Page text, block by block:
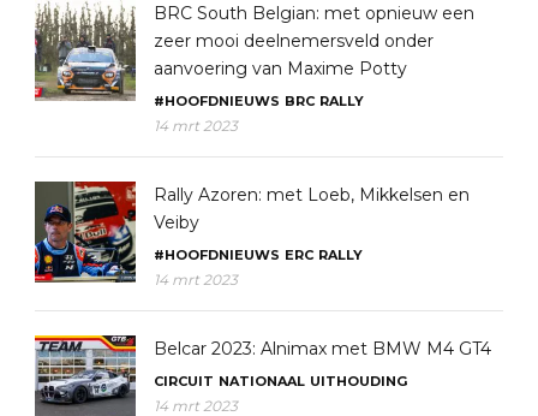
BRC South Belgian: met opnieuw een
zeer mooi deelnemersveld onder
aanvoering van Maxime Potty
#HOOFDNIEUWS BRC RALLY
14 mrt 2023
Rally Azoren: met Loeb, Mikkelsen en
Veiby
#HOOFDNIEUWS ERC RALLY
14 mrt 2023
Belcar 2023: Alnimax met BMW M4 GT4
CIRCUIT NATIONAAL UITHOUDING
14 mrt 2023